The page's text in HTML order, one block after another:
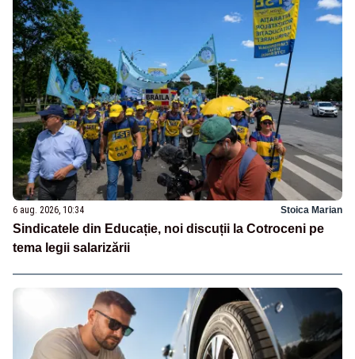
6 aug. 2026, 10:34 Stoica Marian
Sindicatele din Educație, noi discuții la Cotroceni pe
tema legii salarizării